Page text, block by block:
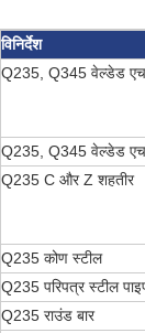
विनिर्देश
Q235, Q345 वेल्डेड
Q235, Q345 वेल्डेड
Q235 C और Z शहतीर
Q235 कोण स्टील
Q235 परिपत्र स्टील
Q235 राउंड बार